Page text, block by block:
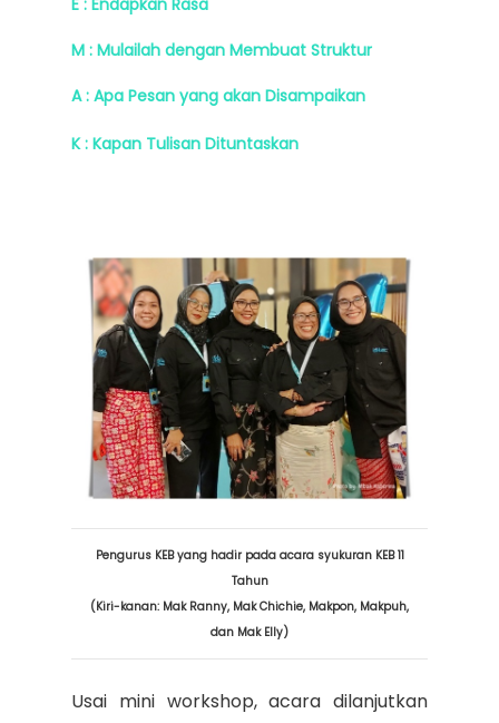
E : Endapkan Rasa
M : Mulailah dengan Membuat Struktur
A : Apa Pesan yang akan Disampaikan
K : Kapan Tulisan Dituntaskan
Pengurus KEB yang hadir pada acara syukuran KEB 11
Tahun
(Kiri-kanan: Mak Ranny, Mak Chichie, Makpon, Makpuh,
dan Mak Elly)
Usai mini workshop, acara dilanjutkan